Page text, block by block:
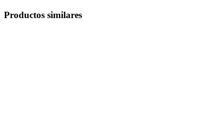
Productos similares